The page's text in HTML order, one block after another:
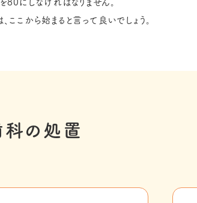
こから始まると言って良いでしょう。
の処置